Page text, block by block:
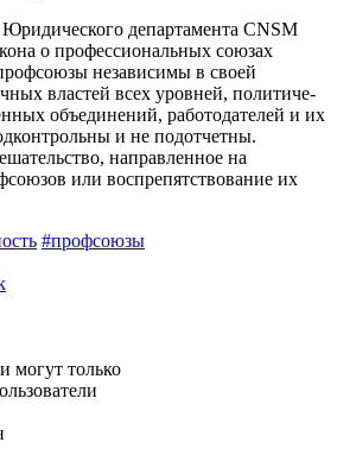
департамента CNSM
о професси­ональных союзах
независимы в своей
властей всех уровней, политиче­
объ­единений, работодателей и их
и не подотчетны.
направ­ленное на
или воспрепятствование их
#профсоюзы
могут только